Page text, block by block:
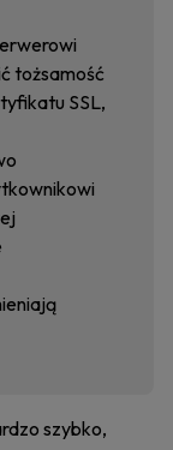
tożsamość
SSL,
szybko,